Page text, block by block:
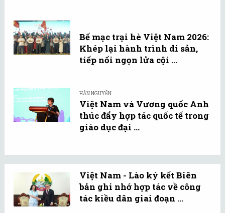
Bế mạc trại hè Việt Nam 2026:
Khép lại hành trình di sản,
tiếp nối ngọn lửa cội ...
HÂN NGUYỄN
Việt Nam và Vương quốc Anh
thúc đẩy hợp tác quốc tế trong
giáo dục đại ...
Việt Nam - Lào ký kết Biên
bản ghi nhớ hợp tác về công
tác kiều dân giai đoạn ...